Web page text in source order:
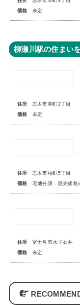
価格
未定
柳瀬川駅の住まい
住所
志木市幸町2丁目
価格
未定
住所
志木市柏町5丁目
価格
宅地分譲：販売価格
住所
富士見市水子石井
価格
未定